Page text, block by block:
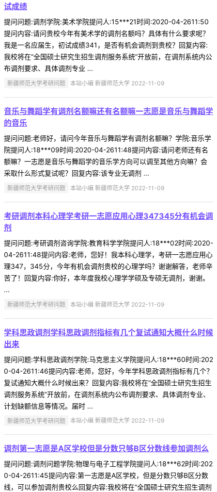
试成绩
提问问题:调剂学院:美术学院提问人:15***21时间:2020-04-2611:50
提问内容:请问贵校今年有美术学的调剂名额吗？具体有什么要求呢？
我是一名应届生，初试成绩341，是否有机会调剂到贵校？回复内容:
我校将在“全国硕士研究生招生调剂服务系统”开放前，在调剂系统内公
布调剂要求、具体调剂专业 ...
新疆师范大学考研问题 本站小编 新疆师范大学 2022-11-09
音乐与舞蹈学有调剂名额嘛还有名额嘛一志愿是音乐与舞蹈学
的音乐
提问问题:老师好，请问今年音乐与舞蹈学有调剂名额嘛？学院:音乐学
院提问人:18***09时间:2020-04-2611:48提问内容:请问老师还有名
额嘛？一志愿是音乐与舞蹈学的音乐学方向可以调至其他方向嘛？会
采取什么形式复试呢？回复内容:该专业无调剂 ...
新疆师范大学考研问题 本站小编 新疆师范大学 2022-11-09
考研调剂本科心理学考研一志愿应用心理347345分有机会调
剂
提问问题:考研调剂咨询学院:教育科学学院提问人:18***02时间:2020-
04-2611:48提问内容:老师，您好！我本科心理学，考研一志愿应用心
理347，345分，今年有机会调剂贵校的心理学吗？谢谢解答，老师辛
苦了！回复内容:你好，本年度我校心理学学硕及专硕无调剂，谢谢。
...
新疆师范大学考研问题 本站小编 新疆师范大学 2022-11-09
学科思政调剂学科思政调剂指标有几个复试通知大概什么时候
出来
提问问题:学科思政调剂学院:马克思主义学院提问人:18***60时间:202
0-04-2611:46提问内容:老师，您好，今年学科思政调剂指标有几个？
复试通知大概什么时候出来？回复内容:我校将在“全国硕士研究生招生
调剂服务系统”开放前，在调剂系统内公布调剂要求、具体调剂专业、
计划缺额信息等情况。届时 ...
新疆师范大学考研问题 本站小编 新疆师范大学 2022-11-09
调剂第一志愿是A区学校但是分数只够B区分数线参加调剂么
提问问题:调剂问题学院:物理与电子工程学院提问人:18***62时间:202
0-04-2611:45提问内容:第一志愿是A区学校，但是分数只够B区分数
线，可以参加调剂贵校么回复内容:我校将在“全国硕士研究生招生调剂